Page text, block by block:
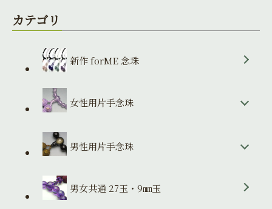
カテゴリ
新作 forME 念珠
女性用片手念珠
男性用片手念珠
男女共通 27玉・9㎜玉